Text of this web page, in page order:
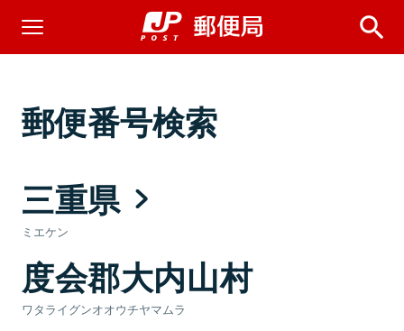
郵便番号検索
三重県
ミエケン
度会郡大内山村
ワタライグンオオウチヤマムラ